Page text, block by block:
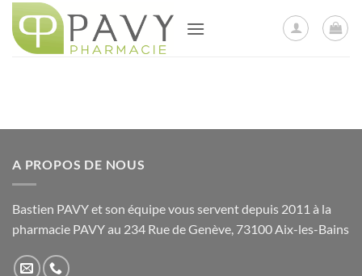
au
contenu
A PROPOS DE NOUS
Bastien PAVY et son équipe vous servent depuis 2011 à la
pharmacie PAVY au 234 Rue de Genève, 73100 Aix-les-Bains